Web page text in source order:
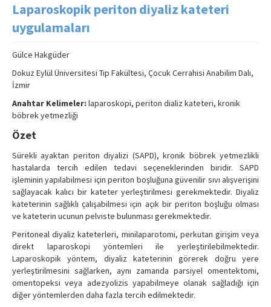
Archive
Search Articles
Contact Us
Laparoskopik periton diyaliz kateteri
uygulamaları
Gülce Hakgüder
Dokuz Eylül Üniversitesi Tıp Fakültesi, Çocuk Cerrahisi Anabilim Dalı,
İzmir
Anahtar Kelimeler: laparoskopi, periton dializ kateteri, kronik
böbrek yetmezliği
Özet
Sürekli ayaktan periton diyalizi (SAPD), kronik böbrek yetmezlikli
hastalarda tercih edilen tedavi seçeneklerinden biridir. SAPD
işleminin yapılabilmesi için periton boşluğuna güvenilir sıvı alışverişini
sağlayacak kalıcı bir kateter yerleştirilmesi gerekmektedir. Diyaliz
kateterinin sağlıklı çalışabilmesi için açık bir periton boşluğu olması
ve kateterin ucunun pelviste bulunması gerekmektedir.
Peritoneal diyaliz kateterleri, minilaparotomi, perkutan girişim veya
direkt laparoskopi yöntemleri ile yerleştirilebilmektedir.
Laparoskopik yöntem, diyaliz kateterinin görerek doğru yere
yerleştirilmesini sağlarken, aynı zamanda parsiyel omentektomi,
omentopeksi veya adezyolizis yapabilmeye olanak sağladığı için
diğer yöntemlerden daha fazla tercih edilmektedir.